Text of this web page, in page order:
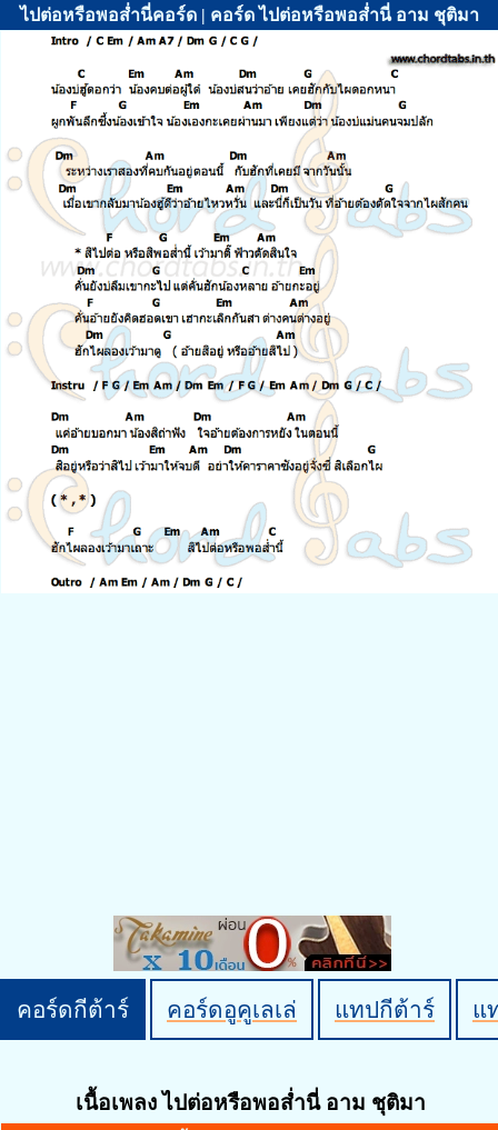
ไปต่อหรือพอส่ำนี่คอร์ด | คอร์ด ไปต่อหรือพอส่ำนี่ อาม ชุติมา
คอร์ดกีต้าร์ คอร์ดอูคูเลเล่ แทปกีต้าร์ แ
เนื้อเพลง ไปต่อหรือพอส่ำนี่ อาม ชุติมา